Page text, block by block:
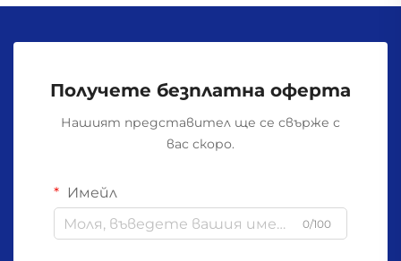
Получете безплатна оферта
Нашият представител ще се свърже с
вас скоро.
Имейл
0/100